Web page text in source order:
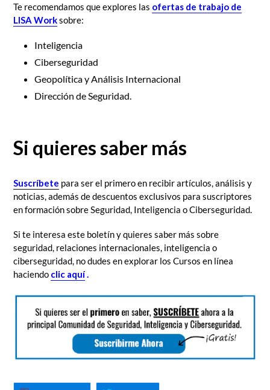
Te recomendamos que explores las ofertas de trabajo de
LISA Worksobre:
Inteligencia
Ciberseguridad
Geopolítica y Análisis Internacional
Dirección de Seguridad.
Si quieres saber más
Suscríbete para ser el primero en recibir artículos, análisis y
noticias, además de descuentos exclusivos para suscriptores
en formación sobre Seguridad, Inteligencia o Ciberseguridad.
Si te interesa este boletín y quieres saber más sobre
seguridad, relaciones internacionales, inteligencia o
ciberseguridad, no dudes en explorar los Cursos en línea
haciendo clic aquí.